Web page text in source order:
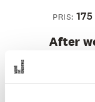
PRIS:
After
Torsdag är AW-
SymfoniOrkesters